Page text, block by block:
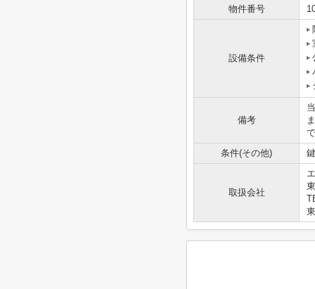
物件番号
設備条件
備考
条件(その他)
取扱会社